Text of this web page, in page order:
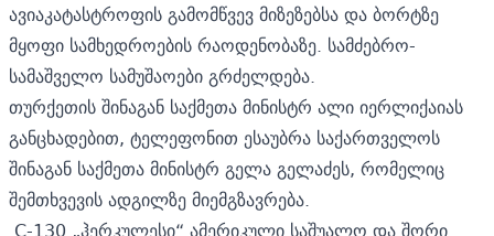
ავიაკატასტროფის გამომწვევ მიზეზებსა და ბორტზე
მყოფი სამხედროების რაოდენობაზე. სამძებრო-
სამაშველო სამუშაოები გრძელდება.
თურქეთის შინაგან საქმეთა მინისტრ ალი იერლიქაიას
განცხადებით, ტელეფონით ესაუბრა საქართველოს
შინაგან საქმეთა მინისტრ გელა გელაძეს, რომელიც
შემთხვევის ადგილზე მიემგზავრება.